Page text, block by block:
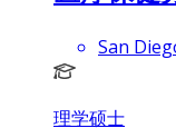
San
理学硕士